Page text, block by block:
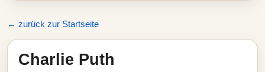
← zurück zur Startseite
Charlie Puth